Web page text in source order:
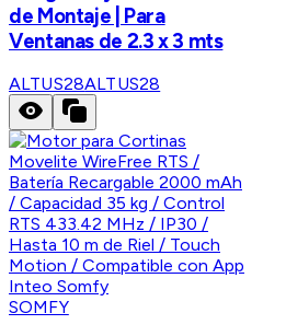
de Montaje | Para
Ventanas de 2.3 x 3 mts
ALTUS28ALTUS28
SOMFY